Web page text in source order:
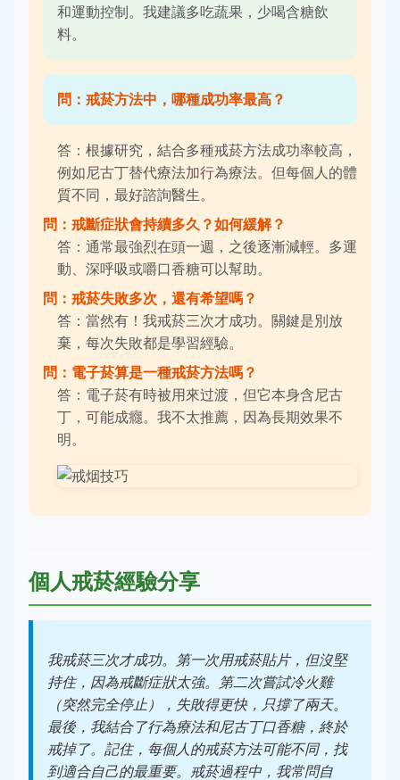
和運動控制。我建議多吃蔬果，少喝含糖飲
料。
問：戒菸方法中，哪種成功率最高？
答：根據研究，結合多種戒菸方法成功率較高，
例如尼古丁替代療法加行為療法。但每個人的體
質不同，最好諮詢醫生。
問：戒斷症狀會持續多久？如何緩解？
答：通常最強烈在頭一週，之後逐漸減輕。多運
動、深呼吸或嚼口香糖可以幫助。
問：戒菸失敗多次，還有希望嗎？
答：當然有！我戒菸三次才成功。關鍵是別放
棄，每次失敗都是學習經驗。
問：電子菸算是一種戒菸方法嗎？
答：電子菸有時被用來过渡，但它本身含尼古
丁，可能成癮。我不太推薦，因為長期效果不
明。
個人戒菸經驗分享
我戒菸三次才成功。第一次用戒菸貼片，但沒堅
持住，因為戒斷症狀太強。第二次嘗試冷火雞
（突然完全停止），失敗得更快，只撐了兩天。
最後，我結合了行為療法和尼古丁口香糖，終於
戒掉了。記住，每個人的戒菸方法可能不同，找
到適合自己的最重要。戒菸過程中，我常問自